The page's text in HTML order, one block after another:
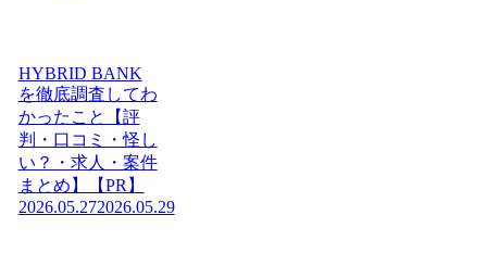
HYBRID BANK
を徹底調査してわ
かったこと【評
判・口コミ・怪し
い？・求人・案件
まとめ】【PR】
2026.05.272026.05.29